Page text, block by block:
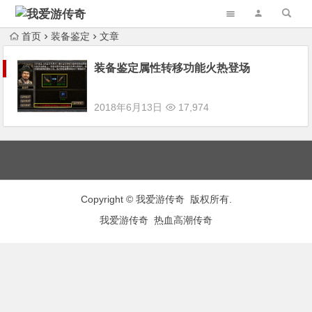
首页 装备鉴定 文章
装备鉴定属性转移功能火热登场
2018年6月13日 17,974
Copyright © 我爱游传奇 版权所有.
我爱游传奇 热血高潮传奇